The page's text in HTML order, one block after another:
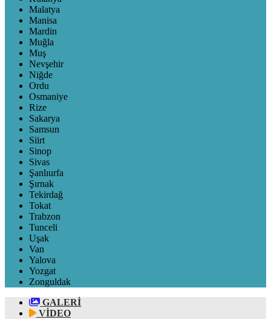
Malatya
Manisa
Mardin
Muğla
Muş
Nevşehir
Niğde
Ordu
Osmaniye
Rize
Sakarya
Samsun
Siirt
Sinop
Sivas
Şanlıurfa
Şırnak
Tekirdağ
Tokat
Trabzon
Tunceli
Uşak
Van
Yalova
Yozgat
Zonguldak
GALERİ
VİDEO